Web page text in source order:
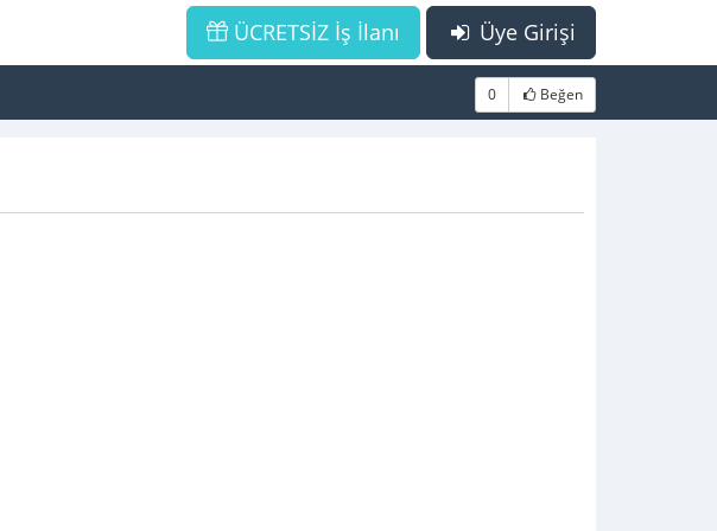
Üye Girişi
ÜCRETSİZ İş İlanı
0 Beğen